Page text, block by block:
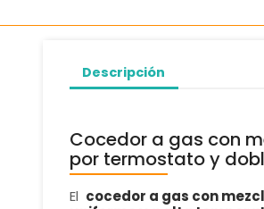
Descripción
Cocedor a gas con
por termostato y
El cocedor a gas con